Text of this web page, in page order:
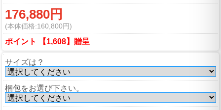
176,880円
(本体価格:160,800円)
ポイント 【1,608】贈呈
サイズは？
梱包をお選び下さい。